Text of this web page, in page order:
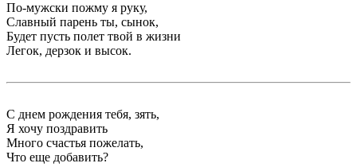
По-мужски пожму я руку,
Славный парень ты, сынок,
Будет пусть полет твой в жизни
Легок, дерзок и высок.
С днем рождения тебя, зять,
Я хочу поздравить
Много счастья пожелать,
Что еще добавить?